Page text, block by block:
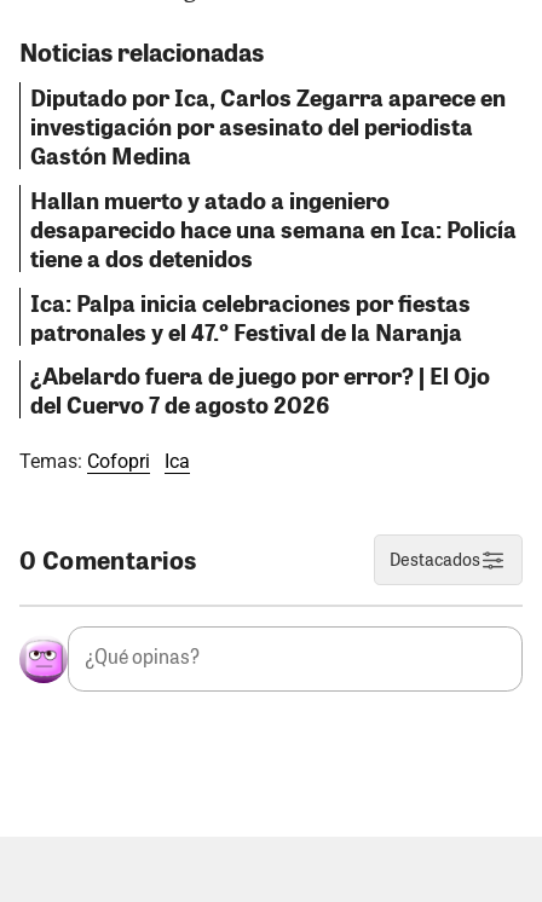
Noticias relacionadas
Diputado por Ica, Carlos Zegarra aparece en
investigación por asesinato del periodista
Gastón Medina
Hallan muerto y atado a ingeniero
desaparecido hace una semana en Ica: Policía
tiene a dos detenidos
Ica: Palpa inicia celebraciones por fiestas
patronales y el 47.º Festival de la Naranja
¿Abelardo fuera de juego por error? | El Ojo
del Cuervo 7 de agosto 2026
Temas: Cofopri Ica
0 Comentarios Destacados